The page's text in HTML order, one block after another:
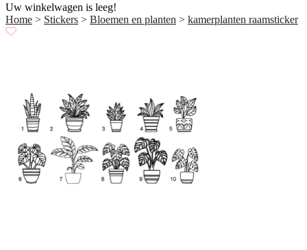
Uw winkelwagen is leeg!
Home > Stickers > Bloemen en planten > kamerplanten raamsticker